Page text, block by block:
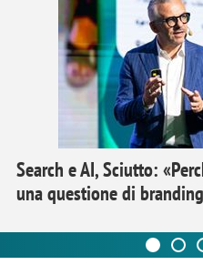
Search e AI, Sciutto:
una questione di